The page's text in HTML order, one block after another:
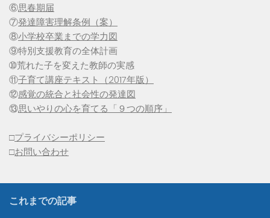
⑥思春期届
⑦発達障害理解条例（案）
⑧小学校卒業までの学力図
⑨特別支援教育の全体計画
➉荒れた子を変えた教師の実感
⑪子育て講座テキスト（2017年版）
⑫感覚の統合と社会性の発達図
⑬思いやりの心を育てる「９つの順序」
□プライバシーポリシー
□お問い合わせ
これまでの記事